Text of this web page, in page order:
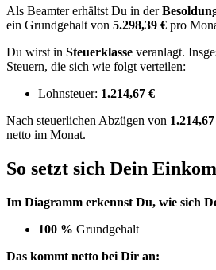
Als Beamter erhältst Du in der
ein Grundgehalt von 5.298,39 € pro
Du wirst in Steuerklasse veranlagt.
Steuern, die sich wie folgt verteilen:
Lohnsteuer: 1.214,67 €
Nach steuerlichen Abzügen von
netto im Monat.
So setzt sich Dein
Im Diagramm erkennst Du, wie sich
100 % Grundgehalt
Das kommt netto bei Dir an: